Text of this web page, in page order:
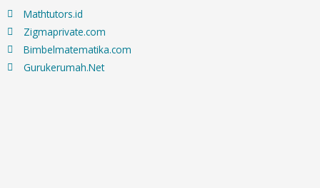
Mathtutors.id
Zigmaprivate.com
Bimbelmatematika.com
Gurukerumah.Net